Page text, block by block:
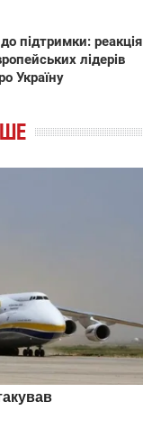
до підтримки: реакція
лідерів
Україну